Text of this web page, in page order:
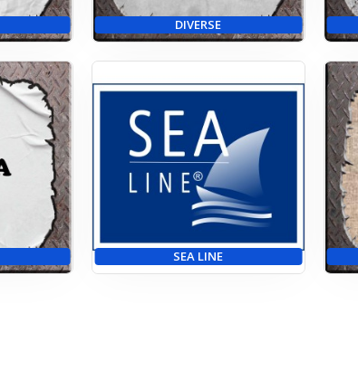
DIVERSE
SEA LINE